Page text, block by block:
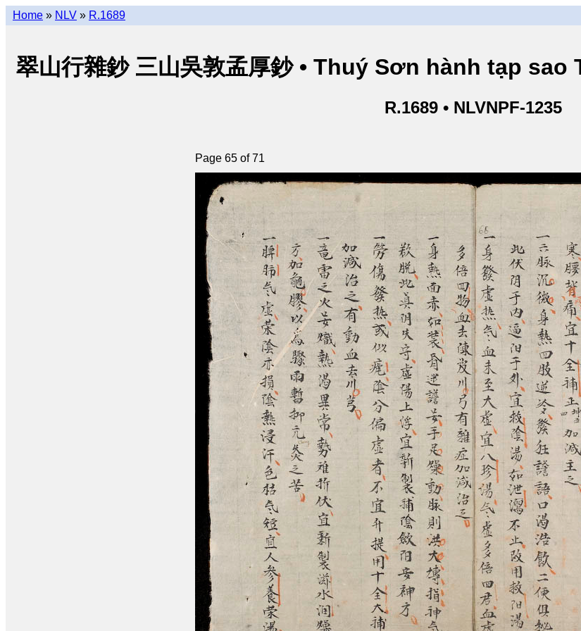
Home » NLV » R.1689
翠山行雜鈔 三山吳敦孟厚鈔 • Thuý Sơn hành tạp
R.1689 • NLVNPF-1235
Page 65 of 71